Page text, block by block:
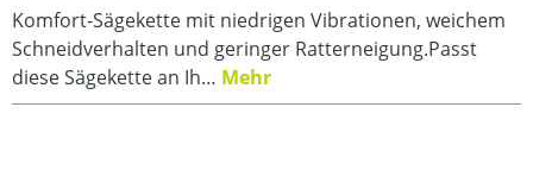
Komfort-Sägekette mit niedrigen Vibrationen, weichem
Schneidverhalten und geringer Ratterneigung.Passt
diese Sägekette an Ih… Mehr